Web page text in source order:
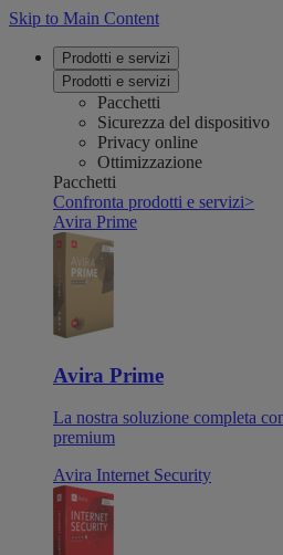
Skip to Main Content
Prodotti e servizi
Prodotti e servizi
Pacchetti
Sicurezza del dispositivo
Privacy online
Ottimizzazione
Pacchetti
Confronta prodotti e servizi>
Avira Prime
Avira Prime
La nostra soluzione completa
premium
Avira Internet Security